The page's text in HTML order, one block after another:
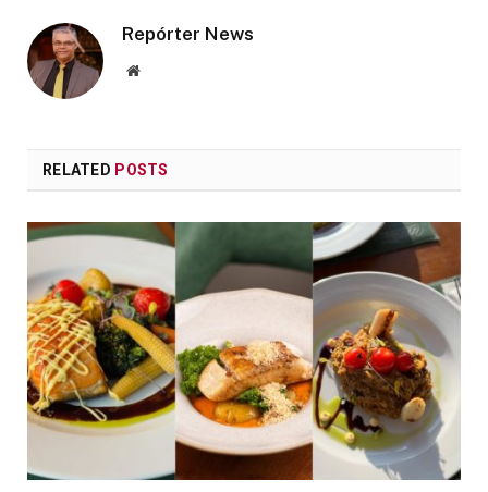
Repórter News
Website
RELATED POSTS